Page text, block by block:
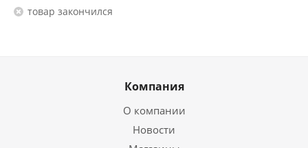
Товар закончился
Компания
О компании
Новости